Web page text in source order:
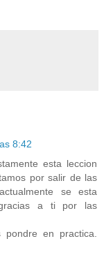
8:42
esta leccion
por salir de las
se esta
a ti por las
en practica.